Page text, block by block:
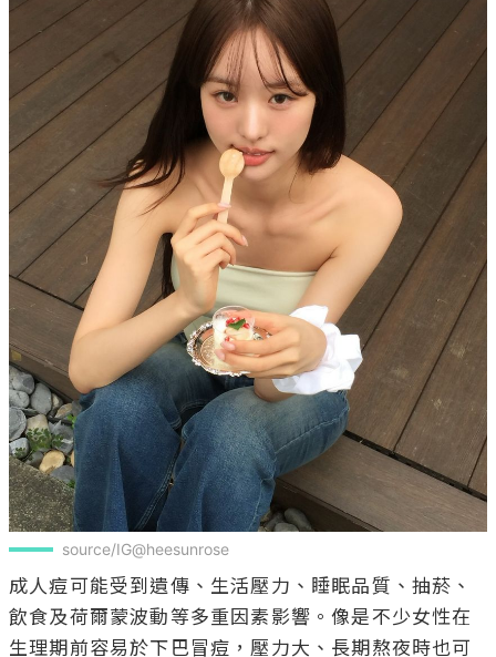
source/IG@heesunrose
成人痘可能受到遺傳、生活壓力、睡眠品質、抽菸、
飲食及荷爾蒙波動等多重因素影響。像是不少女性在
生理期前容易於下巴冒痘，壓力大、長期熬夜時也可